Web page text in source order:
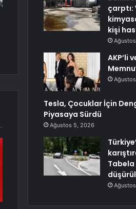
çarptı:
kişi
AKP’li
Tesla, Çocuklar İçin
Piyasaya Sürdü
Ağustos 5, 2026
Tabela